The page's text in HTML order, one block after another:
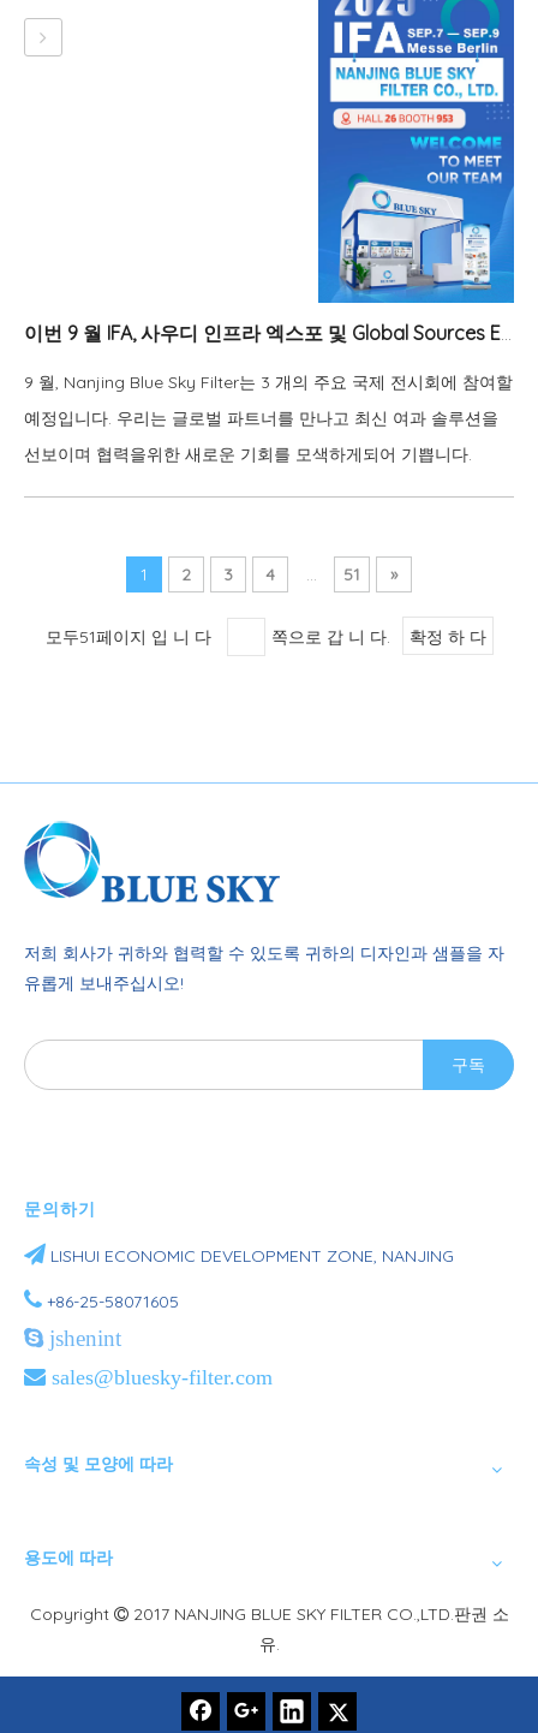
9 월, Nanjing Blue Sky Filter는 3 개의 주요 국제 전시회에 참여할
예정입니다. 우리는 글로벌 파트너를 만나고 최신 여과 솔루션을
선보이며 협력을위한 새로운 기회를 모색하게되어 기쁩니다.
1 2 3 4 51 »
모두51페이지 입 니 다 쪽으로 갑 니 다. 확정 하 다
저희 회사가 귀하와 협력할 수 있도록 귀하의 디자인과 샘플을 자
유롭게 보내주십시오!
구독
문의하기
 LISHUI ​​ECONOMIC DEVELOPMENT ZONE, NANJING
 +86-25-58071605
jshenint
 sales@bluesky-filter.com
속성 및 모양에 따라
용도에 따라
Copyright 2017 NANJING BLUE SKY FILTER CO.,LTD.판권 소
유.